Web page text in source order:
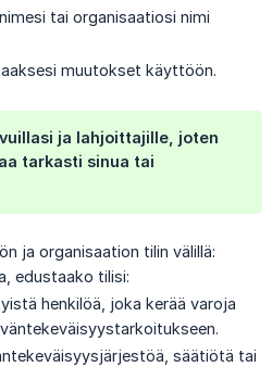
tai organisaatiosi nimi
muutokset käyttöön.
ja lahjoittajille, joten
tarkasti sinua tai
ja organisaation tilin välillä:
edustaako tilisi:
henkilöä, joka kerää varoja
säätiötä tai